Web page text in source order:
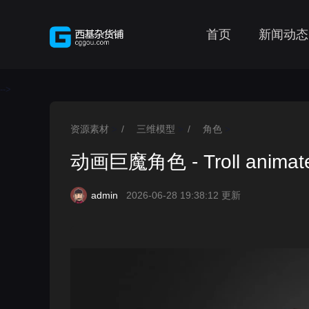
首页 新闻动态
-->
资源素材 / 三维模型 / 角色
动画巨魔角色 - Troll
admin 2026-06-28 19:38:12 更新